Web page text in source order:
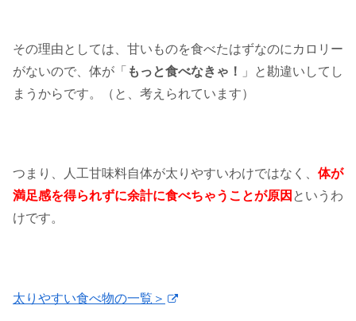
その理由としては、甘いものを食べたはずなのにカロリー
がないので、体が「 もっと食べなきゃ！
」と勘違いしてし
まうからです。（と、考えられています）
つまり、人工甘味料自体が太りやすいわけではなく、 体が
満足感を得られずに余計に食べちゃうことが原因 というわ
けです。
太りやすい食べ物の一覧＞